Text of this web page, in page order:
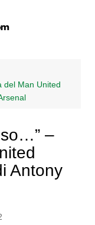
del Man United
–
Antony